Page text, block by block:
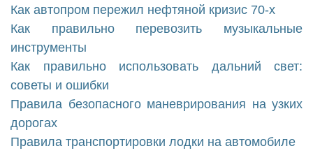
Как автопром пережил нефтяной кризис 70-х
Как правильно перевозить музыкальные
инструменты
Как правильно использовать дальний свет:
советы и ошибки
Правила безопасного маневрирования на узких
дорогах
Правила транспортировки лодки на автомобиле